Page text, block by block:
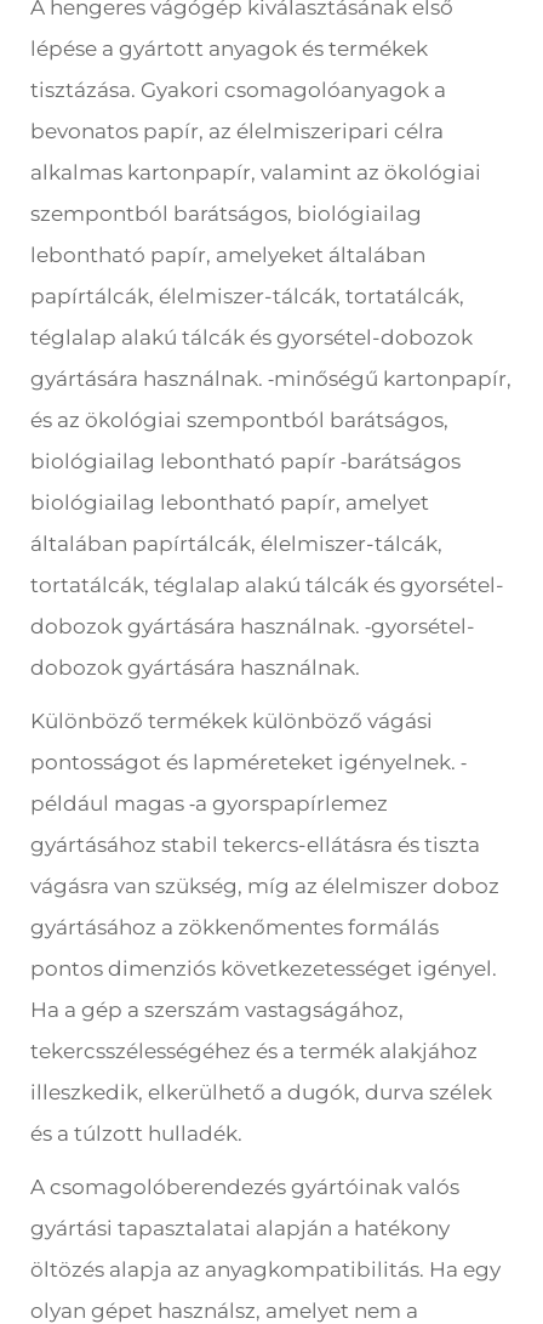
A hengeres vágógép kiválasztásának első
lépése a gyártott anyagok és termékek
tisztázása. Gyakori csomagolóanyagok a
bevonatos papír, az élelmiszeripari célra
alkalmas kartonpapír, valamint az ökológiai
szempontból barátságos, biológiailag
lebontható papír, amelyeket általában
papírtálcák, élelmiszer-tálcák, tortatálcák,
téglalap alakú tálcák és gyorsétel-dobozok
gyártására használnak. -minőségű kartonpapír,
és az ökológiai szempontból barátságos,
biológiailag lebontható papír -barátságos
biológiailag lebontható papír, amelyet
általában papírtálcák, élelmiszer-tálcák,
tortatálcák, téglalap alakú tálcák és gyorsétel-
dobozok gyártására használnak. -gyorsétel-
dobozok gyártására használnak.
Különböző termékek különböző vágási
pontosságot és lapméreteket igényelnek. -
például magas -a gyorspapírlemez
gyártásához stabil tekercs-ellátásra és tiszta
vágásra van szükség, míg az élelmiszer doboz
gyártásához a zökkenőmentes formálás
pontos dimenziós következetességet igényel.
Ha a gép a szerszám vastagságához,
tekercsszélességéhez és a termék alakjához
illeszkedik, elkerülhető a dugók, durva szélek
és a túlzott hulladék.
A csomagolóberendezés gyártóinak valós
gyártási tapasztalatai alapján a hatékony
öltözés alapja az anyagkompatibilitás. Ha egy
olyan gépet használsz, amelyet nem a